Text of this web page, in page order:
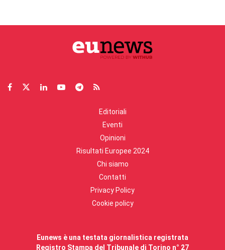
Editoriali
Eventi
Opinioni
Risultati Europee 2024
Chi siamo
Contatti
Privacy Policy
Cookie policy
Eunews è una testata giornalistica registrata
Registro Stampa del Tribunale di Torino n° 27